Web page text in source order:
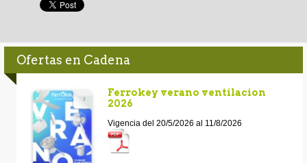
Ofertas en Cadena
Ferrokey verano ventilacion
2026
Vigencia del 20/5/2026 al 11/8/2026